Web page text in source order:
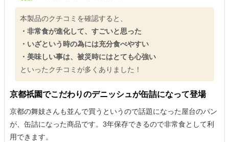
本製品のクチコミを確認すると、
・非常食が進化して、すごいと思った
・いざという時の為には充分食べやすい
・美味しい事は、被災時にはとても心強い
といったクチコミが多くありました！
京都祇園でこだわりのデニッシュが缶詰になって登場
京都の舞妓さんも並んで買うというので話題になった屋台のパン
が、缶詰になった商品です。3年保存できるので非常食として利
用できます。